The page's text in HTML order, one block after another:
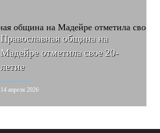
Православная община на
Мадейре отметила свое 20-
летие
14 апреля 2026